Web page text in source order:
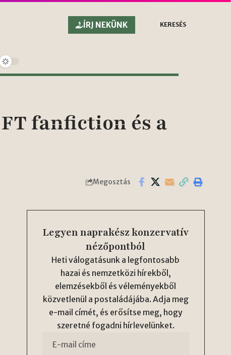
ÍRJ NEKÜNK
KERESÉS
fanfiction és a
Megosztás
Legyen naprakész konzervatív
nézőpontból
Heti válogatásunk a legfontosabb
hazai és nemzetközi hírekből,
elemzésekből és véleményekből
közvetlenül a postaládájába. Adja meg
e-mail címét, és erősítse meg, hogy
szeretné fogadni hírlevelünket.